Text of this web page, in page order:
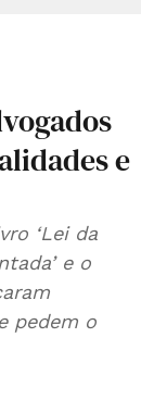
e
‘Lei da
e o
pedem o